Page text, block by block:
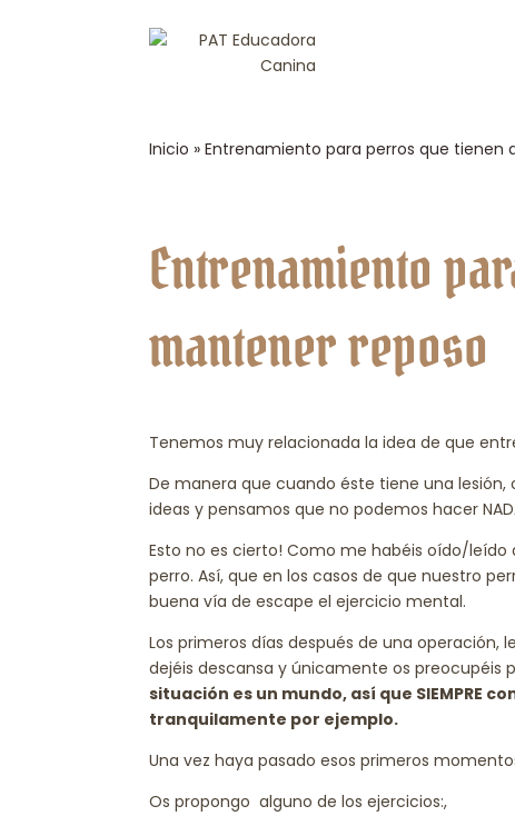
Inicio »Entrenamiento para perros que tienen
Entrenamiento
mantener reposo
Tenemos muy relacionada la idea de que
De manera que cuando éste tiene una
ideas y pensamos que no podemos hacer
Esto no es cierto! Como me habéis oído/
perro. Así, que en los casos de que nuestro
buena vía de escape el ejercicio mental.
Los primeros días después de una
dejéis descansa y únicamente os preocupéis
situación es un mundo, así que SIEMPRE
tranquilamente por ejemplo.
Una vez haya pasado esos primeros
Os propongo alguno de los ejercicios:,